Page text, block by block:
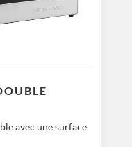
avec une surface